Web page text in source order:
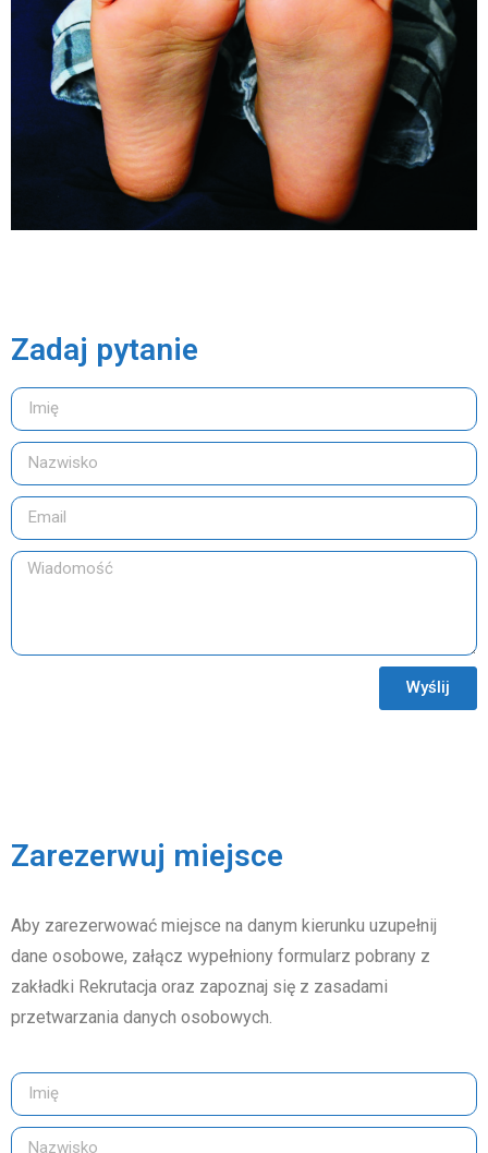
Zadaj pytanie
Wyślij
Zarezerwuj miejsce
Aby zarezerwować miejsce na danym kierunku uzupełnij
dane osobowe, załącz wypełniony formularz pobrany z
zakładki Rekrutacja oraz zapoznaj się z zasadami
przetwarzania danych osobowych.